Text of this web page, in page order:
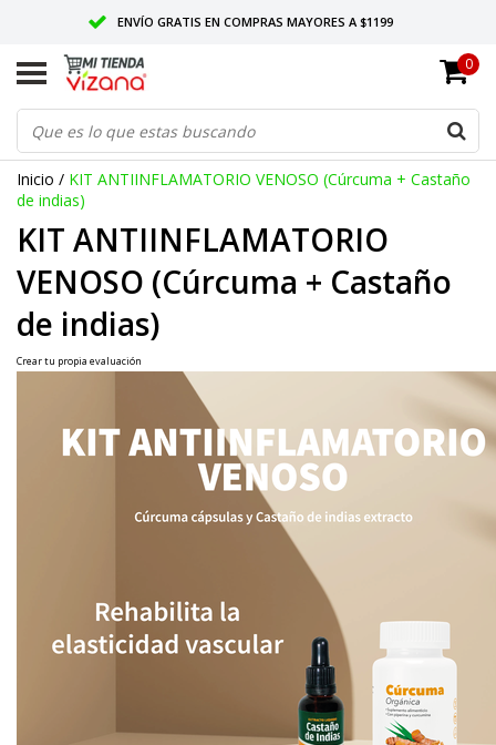
ENVÍO GRATIS EN COMPRAS MAYORES A $1199
CALIDAD VIZANA GARANTIZADA
0
Inicio / KIT ANTIINFLAMATORIO VENOSO (Cúrcuma + Castaño
de indias)
KIT ANTIINFLAMATORIO
VENOSO (Cúrcuma + Castaño
de indias)
Crear tu propia evaluación